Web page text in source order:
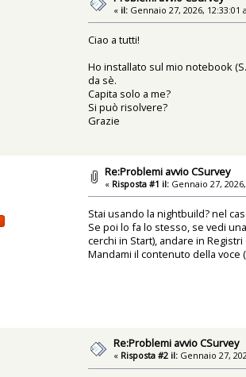
« il: Gennaio 27, 2026, 12:33:01
Ciao a tutti!
Ho installato sul mio notebook
da sè.
Capita solo a me?
Si può risolvere?
Grazie
Re:Problemi avvio CSurvey
« Risposta #1 il: Gennaio 27,
Stai usando la nightbuild? nel
Se poi lo fa lo stesso, se vedi
cerchi in Start), andare in
Mandami il contenuto della voce
Re:Problemi avvio CSurvey
« Risposta #2 il: Gennaio 27,